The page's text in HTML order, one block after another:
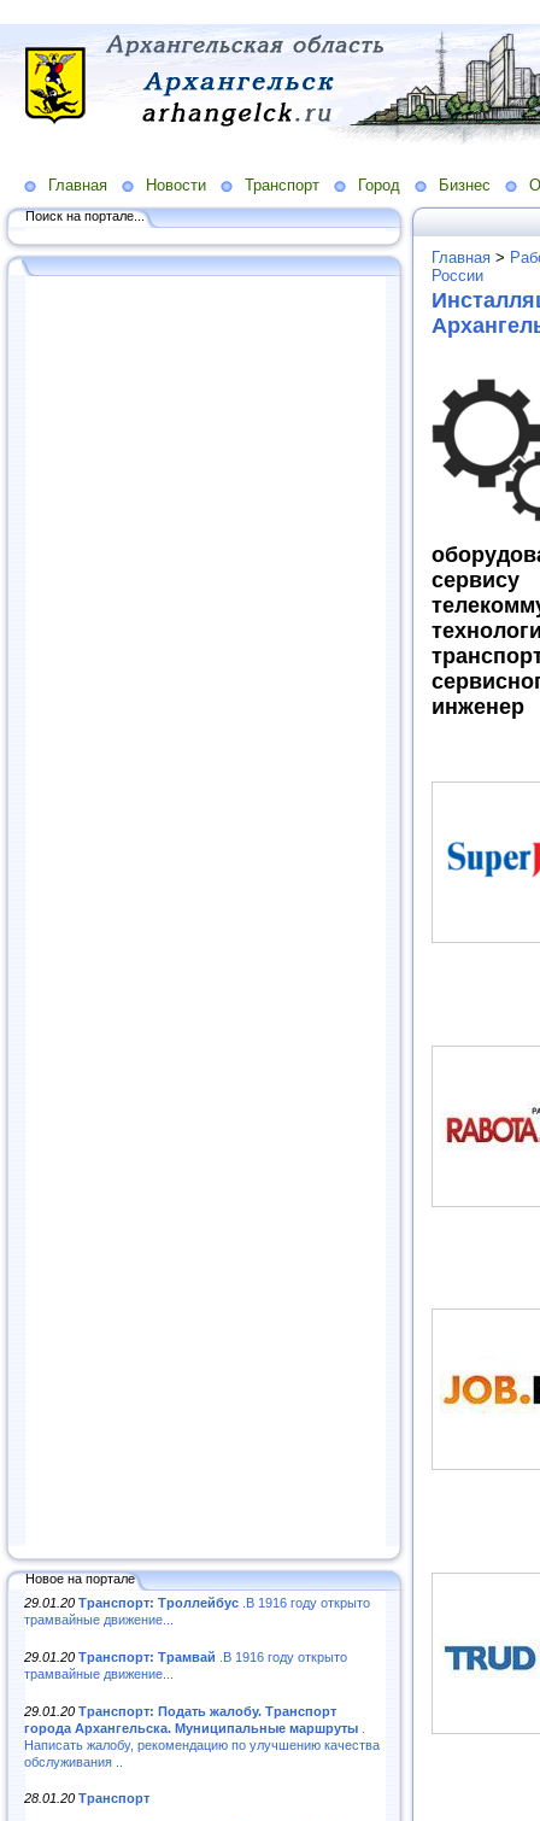
Главная Новости Транспорт Город Бизнес
Поиск на портале...
Новое на портале
29.01.20 Транспорт: Троллейбус .В 1916 году открыто
трамвайные движение...
29.01.20 Транспорт: Трамвай .В 1916 году открыто
трамвайные движение...
29.01.20 Транспорт: Подать жалобу. Транспорт
города Архангельска. Муниципальные маршруты
Написать жалобу, рекомендацию по улучшению качества
обслуживания ..
28.01.20 Транспорт
Главная >
России
инженер